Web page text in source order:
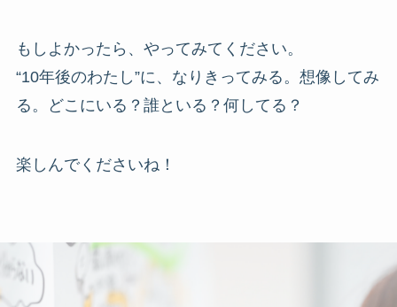
もしよかったら、やってみてください。
“10年後のわたし”に、なりきってみる。想像してみ
る。どこにいる？誰といる？何してる？
楽しんでくださいね！